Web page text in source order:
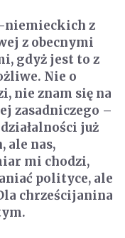
niemieckich z
z obecnymi
gdyż jest to z
Nie o
nie znam się na
zasadniczego –
już
ale nas,
mi chodzi,
polityce, ale
chrześcijanina